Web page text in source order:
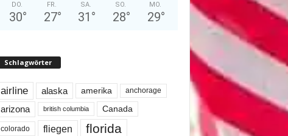
DO.
30°
FR.
27°
SA.
31 °
SO.
28°
MO.
29°
Schlagwörter
airline alaska amerika anchorage
arizona british columbia Canada
colorado fliegen florida